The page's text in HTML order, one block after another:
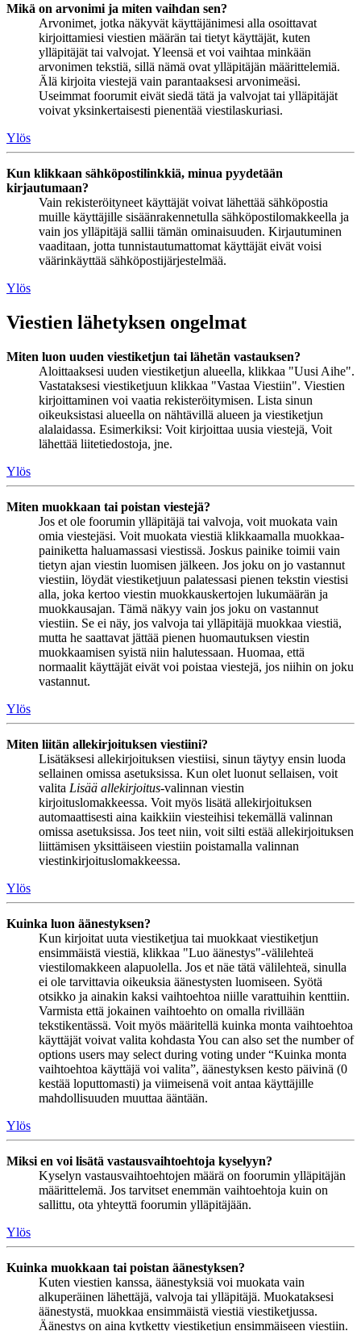
Mikä on arvonimi ja miten vaihdan sen?
Arvonimet, jotka näkyvät käyttäjänimesi alla osoittavat
kirjoittamiesi viestien määrän tai tietyt käyttäjät, kuten
ylläpitäjät tai valvojat. Yleensä et voi vaihtaa minkään
arvonimen tekstiä, sillä nämä ovat ylläpitäjän määrittelemiä.
Älä kirjoita viestejä vain parantaaksesi arvonimeäsi.
Useimmat foorumit eivät siedä tätä ja valvojat tai ylläpitäjät
voivat yksinkertaisesti pienentää viestilaskuriasi.
Ylös
Kun klikkaan sähköpostilinkkiä, minua pyydetään
kirjautumaan?
Vain rekisteröityneet käyttäjät voivat lähettää sähköpostia
muille käyttäjille sisäänrakennetulla sähköpostilomakkeella ja
vain jos ylläpitäjä sallii tämän ominaisuuden. Kirjautuminen
vaaditaan, jotta tunnistautumattomat käyttäjät eivät voisi
väärinkäyttää sähköpostijärjestelmää.
Ylös
Viestien lähetyksen ongelmat
Miten luon uuden viestiketjun tai lähetän vastauksen?
Aloittaaksesi uuden viestiketjun alueella, klikkaa "Uusi Aihe".
Vastataksesi viestiketjuun klikkaa "Vastaa Viestiin". Viestien
kirjoittaminen voi vaatia rekisteröitymisen. Lista sinun
oikeuksistasi alueella on nähtävillä alueen ja viestiketjun
alalaidassa. Esimerkiksi: Voit kirjoittaa uusia viestejä, Voit
lähettää liitetiedostoja, jne.
Ylös
Miten muokkaan tai poistan viestejä?
Jos et ole foorumin ylläpitäjä tai valvoja, voit muokata vain
omia viestejäsi. Voit muokata viestiä klikkaamalla muokkaa-
painiketta haluamassasi viestissä. Joskus painike toimii vain
tietyn ajan viestin luomisen jälkeen. Jos joku on jo vastannut
viestiin, löydät viestiketjuun palatessasi pienen tekstin viestisi
alla, joka kertoo viestin muokkauskertojen lukumäärän ja
muokkausajan. Tämä näkyy vain jos joku on vastannut
viestiin. Se ei näy, jos valvoja tai ylläpitäjä muokkaa viestiä,
mutta he saattavat jättää pienen huomautuksen viestin
muokkaamisen syistä niin halutessaan. Huomaa, että
normaalit käyttäjät eivät voi poistaa viestejä, jos niihin on joku
vastannut.
Ylös
Miten liitän allekirjoituksen viestiini?
Lisätäksesi allekirjoituksen viestiisi, sinun täytyy ensin luoda
sellainen omissa asetuksissa. Kun olet luonut sellaisen, voit
valita Lisää allekirjoitus-valinnan viestin
kirjoituslomakkeessa. Voit myös lisätä allekirjoituksen
automaattisesti aina kaikkiin viesteihisi tekemällä valinnan
omissa asetuksissa. Jos teet niin, voit silti estää allekirjoituksen
liittämisen yksittäiseen viestiin poistamalla valinnan
viestinkirjoituslomakkeessa.
Ylös
Kuinka luon äänestyksen?
Kun kirjoitat uuta viestiketjua tai muokkaat viestiketjun
ensimmäistä viestiä, klikkaa "Luo äänestys"-välilehteä
viestilomakkeen alapuolella. Jos et näe tätä välilehteä, sinulla
ei ole tarvittavia oikeuksia äänestysten luomiseen. Syötä
otsikko ja ainakin kaksi vaihtoehtoa niille varattuihin kenttiin.
Varmista että jokainen vaihtoehto on omalla rivillään
tekstikentässä. Voit myös määritellä kuinka monta vaihtoehtoa
käyttäjät voivat valita kohdasta You can also set the number of
options users may select during voting under “Kuinka monta
vaihtoehtoa käyttäjä voi valita”, äänestyksen kesto päivinä (0
kestää loputtomasti) ja viimeisenä voit antaa käyttäjille
mahdollisuuden muuttaa ääntään.
Ylös
Miksi en voi lisätä vastausvaihtoehtoja kyselyyn?
Kyselyn vastausvaihtoehtojen määrä on foorumin ylläpitäjän
määrittelemä. Jos tarvitset enemmän vaihtoehtoja kuin on
sallittu, ota yhteyttä foorumin ylläpitäjään.
Ylös
Kuinka muokkaan tai poistan äänestyksen?
Kuten viestien kanssa, äänestyksiä voi muokata vain
alkuperäinen lähettäjä, valvoja tai ylläpitäjä. Muokataksesi
äänestystä, muokkaa ensimmäistä viestiä viestiketjussa.
Äänestys on aina kytketty viestiketjun ensimmäiseen viestiin.